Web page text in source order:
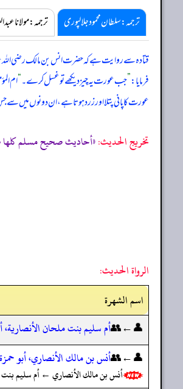
ترجمہ:سلطان محمود جلالپوری ترجمہ:مولانا
قتادہ سے روایت ہے کہ حضرت انس بن مالک رضی اللہ
فرمایا:”جب عورت یہ چیز دیکھے تو غسل کرے۔“ام
عورت کا پانی پتلا اور زرد ہوتا ہے، ان دونوں
تخریج الحدیث:«أحاديث صحيح مسلم
الرواة الحديث:
اسم الشهرة
👤←👥أم سليم بنت ملحان الأنصارية،
👤←👥أنس بن مالك الأنصاري، أبو
أنس بن مالك الأنصاري ← أم سليم بنت